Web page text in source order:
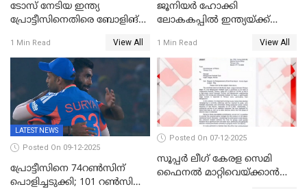
ടോസ് നേടിയ ഇന്ത്യ
പ്രോട്ടീസിനെതിരെ ബോളിങ്
1 Min Read View All
ജൂനിയര്‍ ഹോക്കി
ലോകകപ്പിൽ ഇന്ത്യയ്ക്ക്
1 Min Read View All
LATEST NEWS
Posted On 09-12-2025
പ്രോട്ടീസിനെ 74റൺസിന്‌
പൊളിച്ചടുക്കി; 101 റൺസിന്റെ
Posted On 07-12-2025
സൂപ്പർ ലീഗ് കേരള സെമി
ഫൈനൽ മാറ്റിവെയ്ക്കാൻ